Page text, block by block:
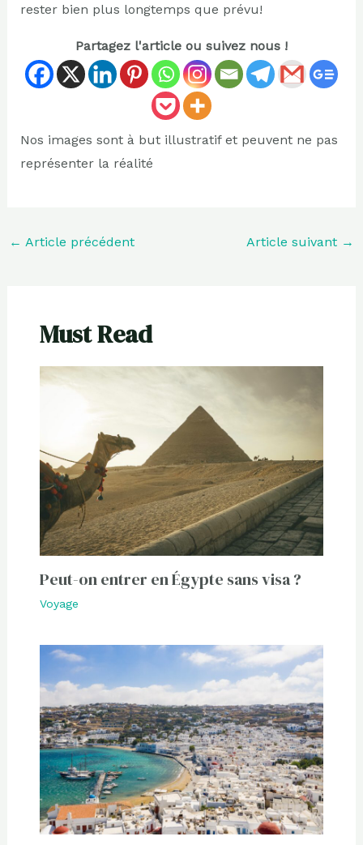
rester bien plus longtemps que prévu!
Partagez l'article ou suivez nous !
Nos images sont à but illustratif et peuvent ne pas
représenter la réalité
← Article précédent Article suivant →
Must Read
Peut-on entrer en Égypte sans visa ?
Voyage